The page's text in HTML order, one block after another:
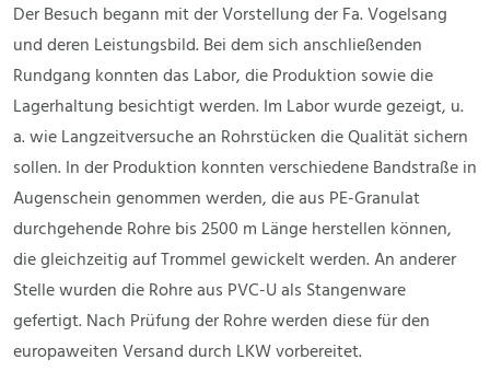
Der Besuch begann mit der Vorstellung der Fa. Vogelsang
und deren Leistungsbild. Bei dem sich anschließenden
Rundgang konnten das Labor, die Produktion sowie die
Lagerhaltung besichtigt werden. Im Labor wurde gezeigt, u.
a. wie Langzeitversuche an Rohrstücken die Qualität sichern
sollen. In der Produktion konnten verschiedene Bandstraße in
Augenschein genommen werden, die aus PE-Granulat
durchgehende Rohre bis 2500 m Länge herstellen können,
die gleichzeitig auf Trommel gewickelt werden. An anderer
Stelle wurden die Rohre aus PVC-U als Stangenware
gefertigt. Nach Prüfung der Rohre werden diese für den
europaweiten Versand durch LKW vorbereitet.